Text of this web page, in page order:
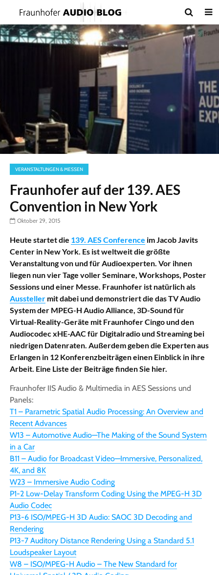
VERANSTALTUNGEN & MESSEN
Fraunhofer auf der 139. AES
Convention in New York
Oktober 29, 2015
Heute startet die 139. AES Conference im Jacob Javits
Center in New York. Es ist weltweit die größte
Veranstaltung von und für Audioexperten. Vor ihnen
liegen nun vier Tage voller Seminare, Workshops, Poster
Sessions und einer Messe. Fraunhofer ist natürlich als
Aussteller mit dabei und demonstriert die das TV Audio
System der MPEG-H Audio Alliance, 3D-Sound für
Virtual-Reality-Geräte mit Fraunhofer Cingo und den
Audiocodec xHE-AAC für Digitalradio und Streaming bei
niedrigen Datenraten. Außerdem geben die Experten aus
Erlangen in 12 Konferenzbeiträgen einen Einblick in ihre
Arbeit. Eine Liste der Beiträge finden Sie hier.
Fraunhofer IIS Audio & Multimedia in AES Sessions und
Panels:
T1 – Parametric Spatial Audio Processing: An Overview and
Recent Advances
W13 – Automotive Audio—The Making of the Sound System
in a Car
B11 – Audio for Broadcast Video—Immersive, Personalized,
4K, and 8K
W23 – Immersive Audio Coding
P1-2 Low-Delay Transform Coding Using the MPEG-H 3D
Audio Codec
P13-6 ISO/MPEG-H 3D Audio: SAOC 3D Decoding and
Rendering
P13-7 Auditory Distance Rendering Using a Standard 5.1
Loudspeaker Layout
W8 – ISO/MPEG-H Audio – The New Standard for